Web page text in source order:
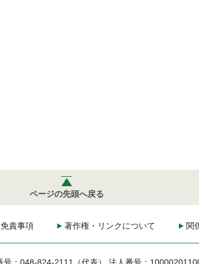
ページの先頭へ戻る
責事項 著作権・リンクについて 関